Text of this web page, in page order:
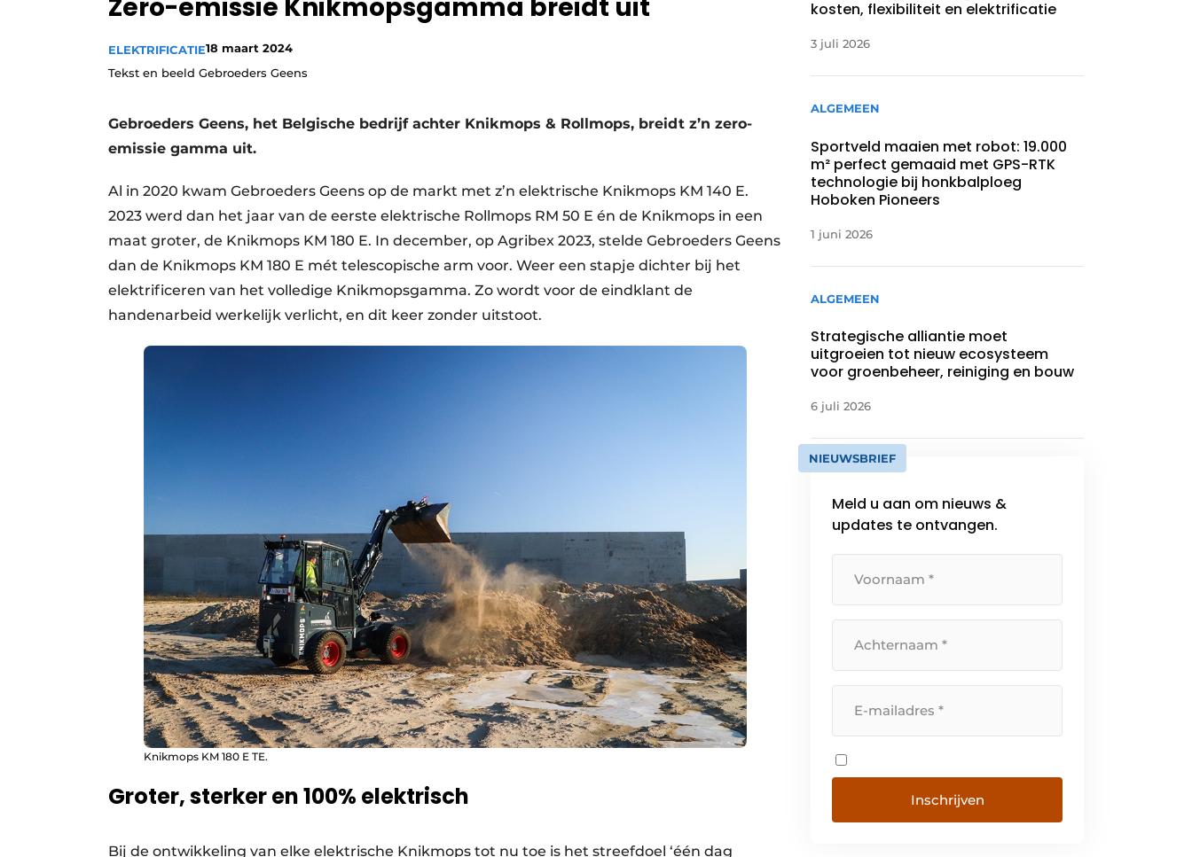
Vacature aanmelden
Video’s
Zero-emissie Knikmopsgamma breidt uit
ELEKTRIFICATIE18 maart 2024
Tekst en beeld Gebroeders Geens
Gebroeders Geens, het Belgische bedrijf achter Knikmops & Rollmops, breidt z’n zero-
emissie gamma uit.
Al in 2020 kwam Gebroeders Geens op de markt met z’n elektrische Knikmops KM 140 E.
2023 werd dan het jaar van de eerste elektrische Rollmops RM 50 E én de Knikmops in een
maat groter, de Knikmops KM 180 E. In december, op Agribex 2023, stelde Gebroeders Geens
dan de Knikmops KM 180 E mét telescopische arm voor. Weer een stapje dichter bij het
elektrificeren van het volledige Knikmopsgamma. Zo wordt voor de eindklant de
handenarbeid werkelijk verlicht, en dit keer zonder uitstoot.
Knikmops KM 180 E TE.
Groter, sterker en 100% elektrisch
Bij de ontwikkeling van elke elektrische Knikmops tot nu toe is het streefdoel ‘één dag
kosten, flexibiliteit en elektrificatie
3 juli 2026
ALGEMEEN
Sportveld maaien met robot: 19.000
m² perfect gemaaid met GPS-RTK
technologie bij honkbalploeg
Hoboken Pioneers
1 juni 2026
ALGEMEEN
Strategische alliantie moet
uitgroeien tot nieuw ecosysteem
voor groenbeheer, reiniging en bouw
6 juli 2026
NIEUWSBRIEF
Meld u aan om nieuws &
updates te ontvangen.